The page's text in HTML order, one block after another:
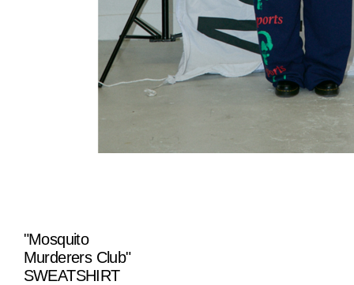
"Mosquito
Murderers Club"
SWEATSHIRT